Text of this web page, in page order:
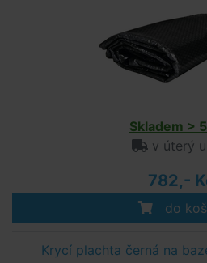
Skladem >
v úterý u
782,-
do
Krycí plachta černá na